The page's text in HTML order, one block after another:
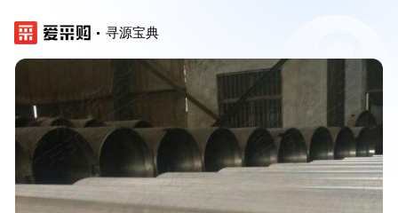
寻源宝典